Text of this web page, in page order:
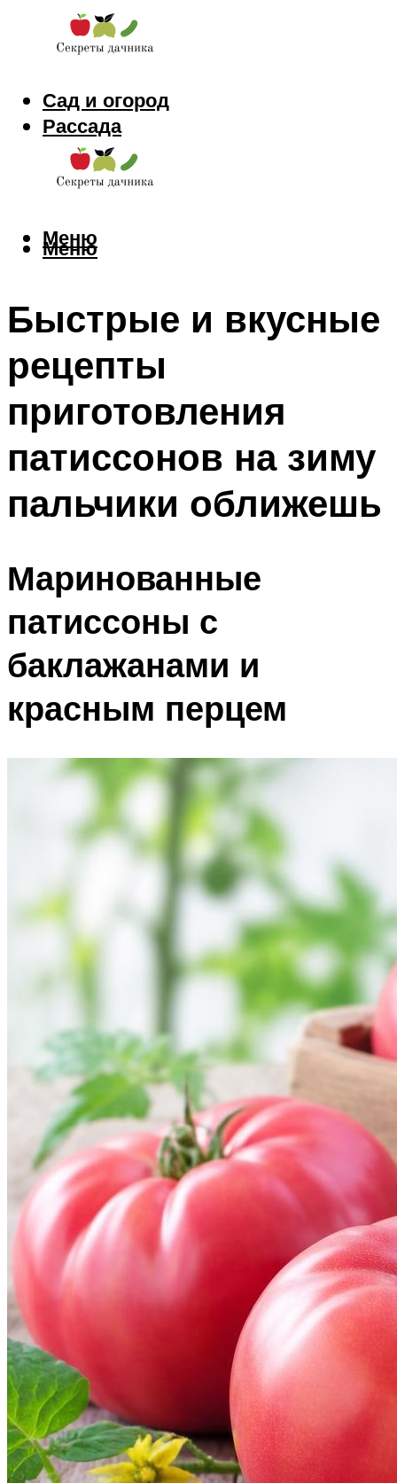
Сад и огород
Рассада
Цветы
Заготовки
Меню
Меню
Быстрые и вкусные
рецепты
приготовления
патиссонов на зиму
пальчики оближешь
Маринованные
патиссоны с
баклажанами и
красным перцем